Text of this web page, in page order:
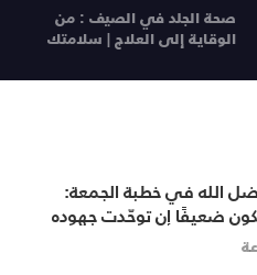
صحة الجلد في الصيف : من
الوقاية إلى العلاج | سلامتك
الله في خطبة الجمعة:
ضعيفًا إن توحّدت جهوده
من حساباتهم الخاصّة